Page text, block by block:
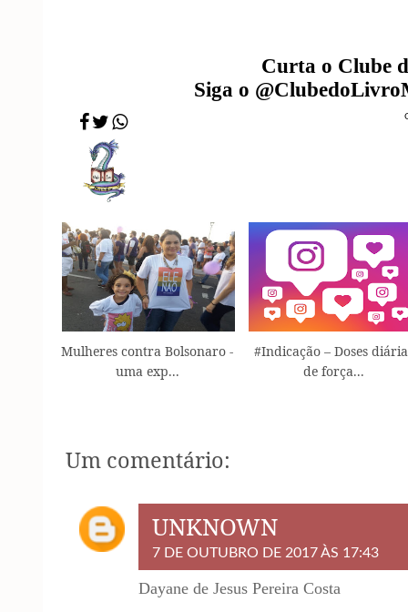
Curta o Clube
Siga o
Mulheres contra Bolsonaro -
uma exp...
#Indicação – Doses
de força...
Um comentário:
UNKNOWN
7 DE OUTUBRO DE 2017 ÀS 17:43
Dayane de Jesus Pereira Costa